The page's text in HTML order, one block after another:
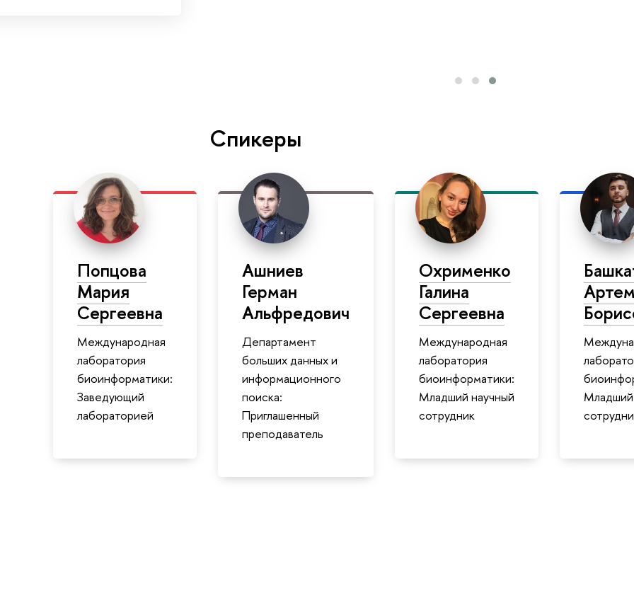
Спикеры
Попцова
Мария
Сергеевна
Международная
лаборатория
биоинформатики:
Заведующий
лабораторией
Ашниев
Герман
Альфредович
Департамент
больших данных и
информационного
поиска:
Приглашенный
преподаватель
Охрименко
Галина
Сергеевна
Международная
лаборатория
биоинформатики:
Младший научный
сотрудник
Младший